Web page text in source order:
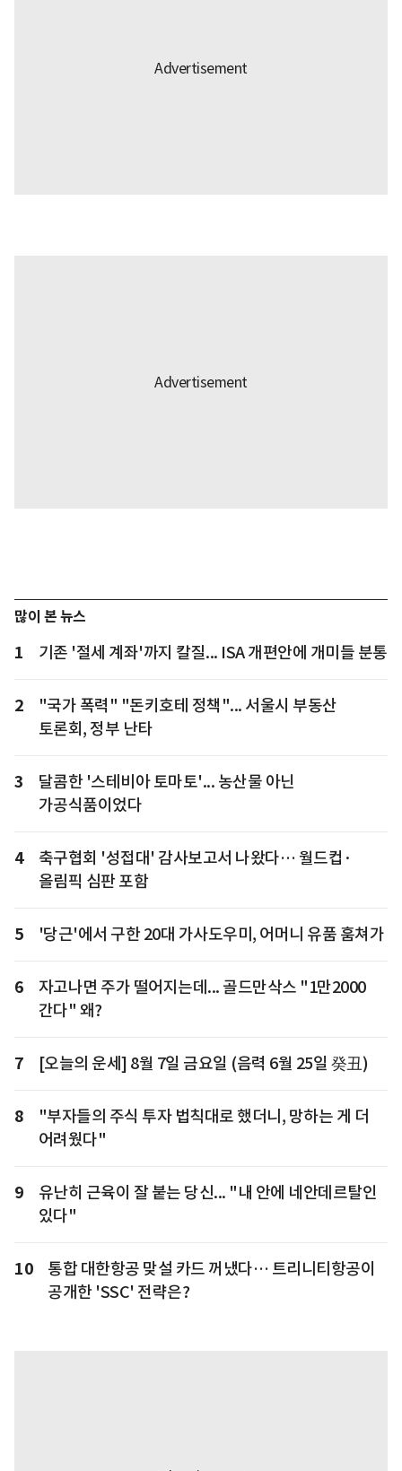
많이 본 뉴스
1 기존 '절세 계좌'까지 칼질... ISA 개편안에 개미들 분통
2
"국가 폭력" "돈키호테 정책"... 서울시 부동산
토론회, 정부 난타
3
달콤한 '스테비아 토마토'... 농산물 아닌
가공식품이었다
4
축구협회 '성접대' 감사보고서 나왔다… 월드컵·
올림픽 심판 포함
5 '당근'에서 구한 20대 가사도우미, 어머니 유품 훔쳐가
6
자고나면 주가 떨어지는데... 골드만삭스 "1만2000
간다" 왜?
7 [오늘의 운세] 8월 7일 금요일 (음력 6월 25일 癸丑)
8
"부자들의 주식 투자 법칙대로 했더니, 망하는 게 더
어려웠다"
9
유난히 근육이 잘 붙는 당신... "내 안에 네안데르탈인
있다"
10
통합 대한항공 맞설 카드 꺼냈다… 트리니티항공이
공개한 'SSC' 전략은?